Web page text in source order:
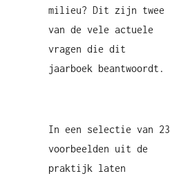
milieu? Dit zijn twee
van de vele actuele
vragen die dit
jaarboek beantwoordt.
In een selectie van 23
voorbeelden uit de
praktijk laten